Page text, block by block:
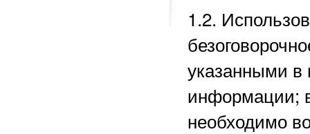
1.2.
указанными в
информации;
необходимо